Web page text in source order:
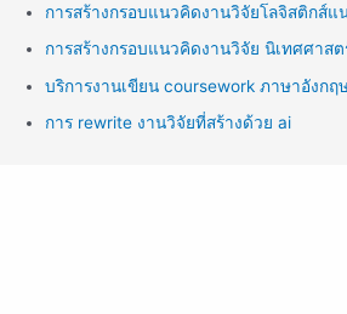
การสร้างกรอบแนวคิดงานวิจัยโลจิสติกส์แ
การสร้างกรอบแนวคิดงานวิจัย นิเทศศาสต
บริการงานเขียน coursework ภาษาอังกฤ
การ rewrite งานวิจัยที่สร้างด้วย ai